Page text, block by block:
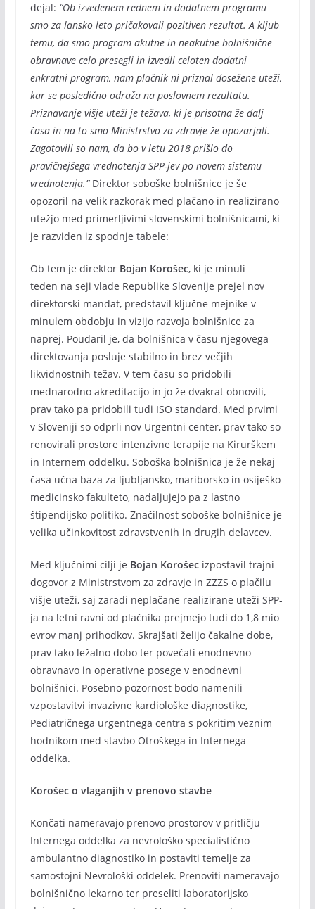
dejal: “Ob izvedenem rednem in dodatnem programu
smo za lansko leto pričakovali pozitiven rezultat. A kljub
temu, da smo program akutne in neakutne bolnišnične
obravnave celo presegli in izvedli celoten dodatni
enkratni program, nam plačnik ni priznal dosežene uteži,
kar se posledično odraža na poslovnem rezultatu.
Priznavanje višje uteži je težava, ki je prisotna že dalj
časa in na to smo Ministrstvo za zdravje že opozarjali.
Zagotovili so nam, da bo v letu 2018 prišlo do
pravičnejšega vrednotenja SPP-jev po novem sistemu
vrednotenja.”Direktor soboške bolnišnice je še
opozoril na velik razkorak med plačano in realizirano
utežjo med primerljivimi slovenskimi bolnišnicami, ki
je razviden iz spodnje tabele:
Ob tem je direktor Bojan Korošec, ki je minuli
teden na seji vlade Republike Slovenije prejel nov
direktorski mandat, predstavil ključne mejnike v
minulem obdobju in vizijo razvoja bolnišnice za
naprej. Poudaril je, da bolnišnica v času njegovega
direktovanja posluje stabilno in brez večjih
likvidnostnih težav. V tem času so pridobili
mednarodno akreditacijo in jo že dvakrat obnovili,
prav tako pa pridobili tudi ISO standard. Med prvimi
v Sloveniji so odprli nov Urgentni center, prav tako so
renovirali prostore intenzivne terapije na Kirurškem
in Internem oddelku. Soboška bolnišnica je že nekaj
časa učna baza za ljubljansko, mariborsko in osiješko
medicinsko fakulteto, nadaljujejo pa z lastno
štipendijsko politiko. Značilnost soboške bolnišnice je
velika učinkovitost zdravstvenih in drugih delavcev.
Med ključnimi cilji je Bojan Korošecizpostavil trajni
dogovor z Ministrstvom za zdravje in ZZZS o plačilu
višje uteži, saj zaradi neplačane realizirane uteži SPP-
ja na letni ravni od plačnika prejmejo tudi do 1,8 mio
evrov manj prihodkov. Skrajšati želijo čakalne dobe,
prav tako ležalno dobo ter povečati enodnevno
obravnavo in operativne posege v enodnevni
bolnišnici. Posebno pozornost bodo namenili
vzpostavitvi invazivne kardiološke diagnostike,
Pediatričnega urgentnega centra s pokritim veznim
hodnikom med stavbo Otroškega in Internega
oddelka.
Korošec o vlaganjih v prenovo stavbe
Končati nameravajo prenovo prostorov v pritličju
Internega oddelka za nevrološko specialistično
ambulantno diagnostiko in postaviti temelje za
samostojni Nevrološki oddelek. Prenoviti nameravajo
bolnišnično lekarno ter preseliti laboratorijsko